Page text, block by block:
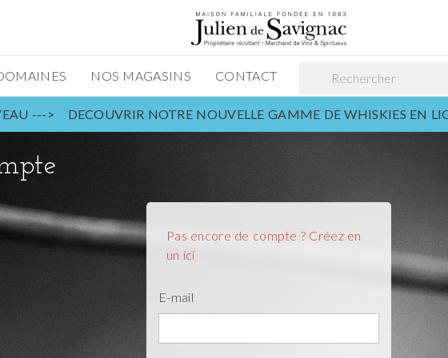
NOS MAGASINS CONTACT
---> DECOUVRIR NOTRE NOUVELLE GAMME DE WHISKIES EN
Pas encore de compte ? Créez en
un ici
E-mail